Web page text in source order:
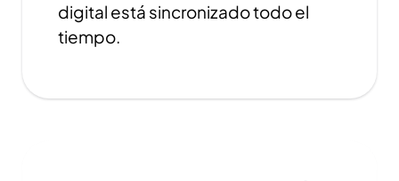
digital está sincronizado todo el
tiempo.